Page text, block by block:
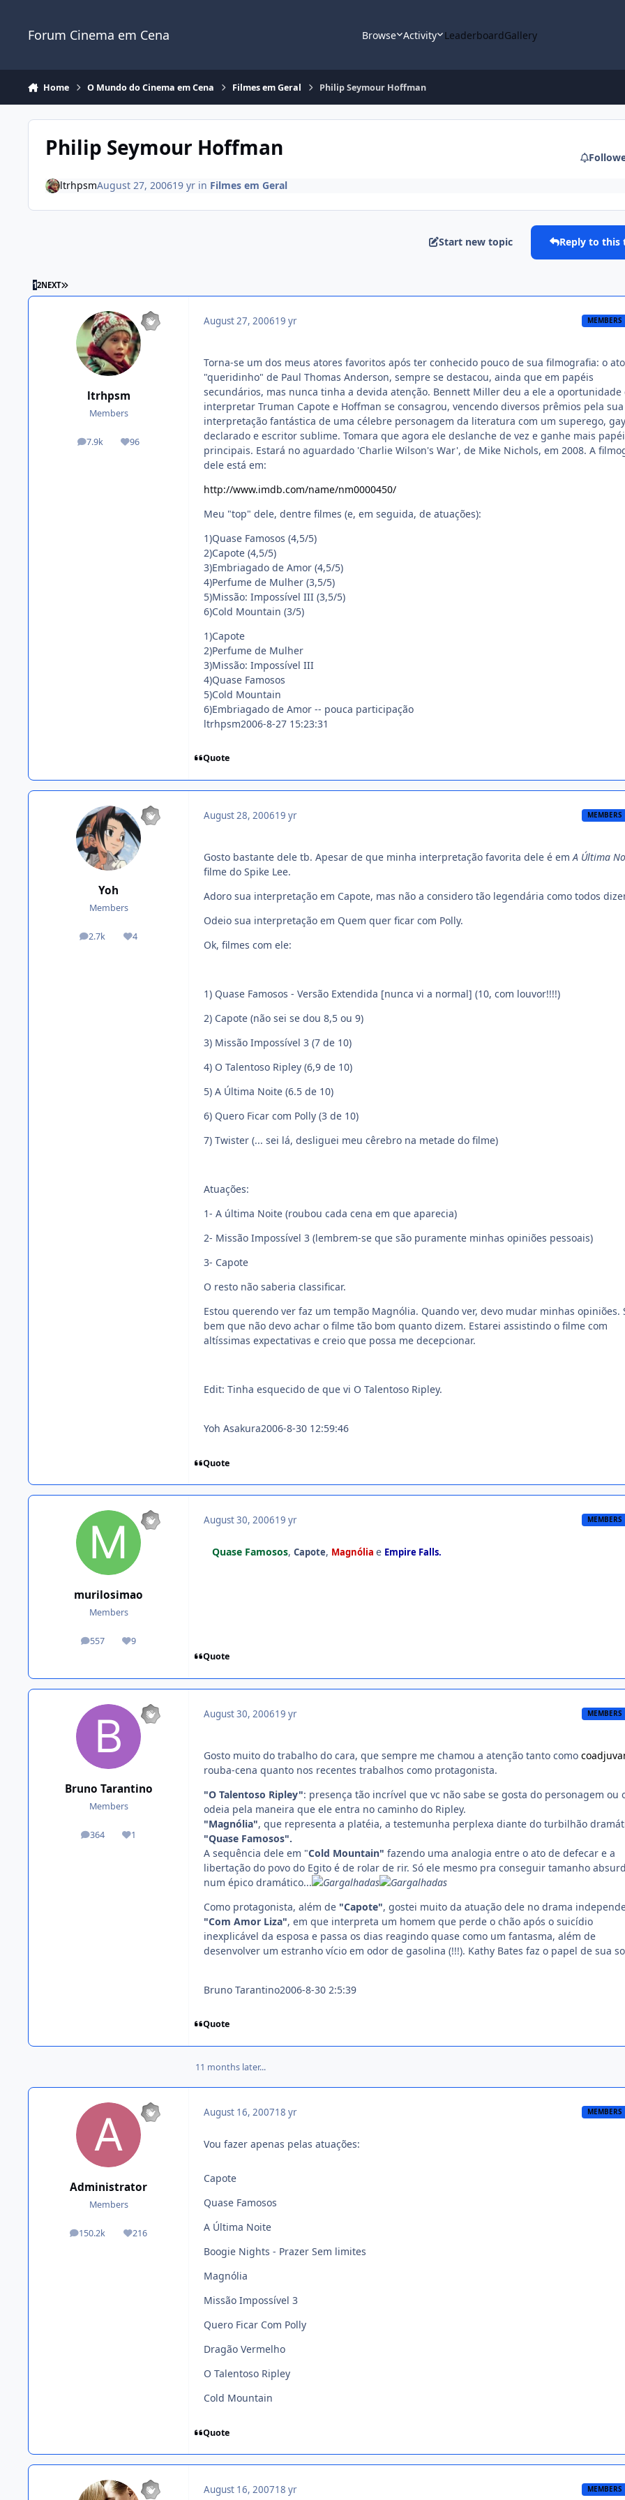
Forum Cinema em Cena Browse Activity LeaderboardGallery
Home O Mundo do Cinema em Cena Filmes em Geral Philip Seymour Hoffman
Philip Seymour Hoffman
ltrhpsmAugust 27, 200619 yrin Filmes em Geral
Start new topic Reply to this
12NEXT
ltrhpsm
Members
7.9k
posts 96
Reputation
August 27, 200619 yr MEMBERS
Torna-se um dos meus atores favoritos após ter conhecido pouco de sua filmografia: o
"queridinho" de Paul Thomas Anderson, sempre se destacou, ainda que em papéis
secundários, mas nunca tinha a devida atenção. Bennett Miller deu a ele a oportunidade
interpretar Truman Capote e Hoffman se consagrou, vencendo diversos prêmios pela sua
interpretação fantástica de uma célebre personagem da literatura com um superego, gay
declarado e escritor sublime. Tomara que agora ele deslanche de vez e ganhe mais
principais. Estará no aguardado 'Charlie Wilson's War', de Mike Nichols, em 2008. A
dele está em:
http://www.imdb.com/name/nm0000450/
Meu "top" dele, dentre filmes (e, em seguida, de atuações):
1)Quase Famosos (4,5/5)
2)Capote (4,5/5)
3)Embriagado de Amor (4,5/5)
4)Perfume de Mulher (3,5/5)
5)Missão: Impossível III (3,5/5)
6)Cold Mountain (3/5)
1)Capote
2)Perfume de Mulher
3)Missão: Impossível III
4)Quase Famosos
5)Cold Mountain
6)Embriagado de Amor -- pouca participação
ltrhpsm2006-8-27 15:23:31
Quote
Yoh
Members
2.7k
posts 4
Reputation
August 28, 200619 yr MEMBERS
Gosto bastante dele tb. Apesar de que minha interpretação favorita dele é em A Última
filme do Spike Lee.
Adoro sua interpretação em Capote, mas não a considero tão legendária como todos
Odeio sua interpretação em Quem quer ficar com Polly.
Ok, filmes com ele:
1) Quase Famosos - Versão Extendida [nunca vi a normal] (10, com louvor!!!!)
2) Capote (não sei se dou 8,5 ou 9)
3) Missão Impossível 3 (7 de 10)
4) O Talentoso Ripley (6,9 de 10)
5) A Última Noite (6.5 de 10)
6) Quero Ficar com Polly (3 de 10)
7) Twister (... sei lá, desliguei meu cêrebro na metade do filme)
Atuações:
1- A última Noite (roubou cada cena em que aparecia)
2- Missão Impossível 3 (lembrem-se que são puramente minhas opiniões pessoais)
3- Capote
O resto não saberia classificar.
Estou querendo ver faz um tempão Magnólia. Quando ver, devo mudar minhas opiniões.
bem que não devo achar o filme tão bom quanto dizem. Estarei assistindo o filme com
altíssimas expectativas e creio que possa me decepcionar.
Edit: Tinha esquecido de que vi O Talentoso Ripley.
Yoh Asakura2006-8-30 12:59:46
Quote
murilosimao
Members
557
posts 9
Reputation
August 30, 200619 yr MEMBERS
Quase Famosos, Capote, Magnólia e Empire Falls.
Quote
Bruno Tarantino
Members
364
posts 1
Reputation
August 30, 200619 yr MEMBERS
Gosto muito do trabalho do cara, que sempre me chamou a atenção tanto como
rouba-cena quanto nos recentes trabalhos como protagonista.
"O Talentoso Ripley": presença tão incrível que vc não sabe se gosta do personagem ou
odeia pela maneira que ele entra no caminho do Ripley.
"Magnólia", que representa a platéia, a testemunha perplexa diante do turbilhão
"Quase Famosos".
A sequência dele em "Cold Mountain" fazendo uma analogia entre o ato de defecar e a
libertação do povo do Egito é de rolar de rir. Só ele mesmo pra conseguir tamanho
num épico dramático...
Como protagonista, além de "Capote", gostei muito da atuação dele no drama
"Com Amor Liza", em que interpreta um homem que perde o chão após o suicídio
inexplicável da esposa e passa os dias reagindo quase como um fantasma, além de
desenvolver um estranho vício em odor de gasolina (!!!). Kathy Bates faz o papel de sua
Bruno Tarantino2006-8-30 2:5:39
Quote
11 months later...
Administrator
Members
150.2k
posts 216
Reputation
August 16, 200718 yr MEMBERS
Vou fazer apenas pelas atuações:
Capote
Quase Famosos
A Última Noite
Boogie Nights - Prazer Sem limites
Magnólia
Missão Impossível 3
Quero Ficar Com Polly
Dragão Vermelho
O Talentoso Ripley
Cold Mountain
Quote
August 16, 200718 yr MEMBERS